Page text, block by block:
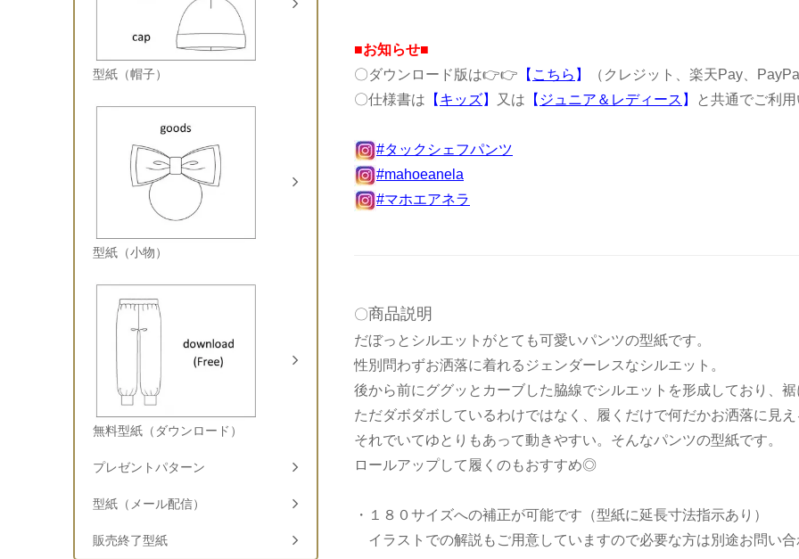
■お知らせ■
〇ダウンロード版は👉👉 【 こちら 】
（クレジット、楽天Pay、
〇仕様書は 【 キッズ】 又は 【 ジュニア＆レディース 】 と共通でご利用
#タックシェフパンツ
#mahoeanela
#マホエアネラ
〇商品説明
だぼっとシルエットがとても可愛いパンツの型紙です。
性別問わずお洒落に着れるジェンダーレスなシルエット。
後から前にググッとカーブした脇線でシルエットを形成しており、裾
ただダボダボしているわけではなく、履くだけで何だかお洒落に見え
それでいてゆとりもあって動きやすい。そんなパンツの型紙です。
ロールアップして履くのもおすすめ◎
・１８０サイズへの補正が可能です（型紙に延長寸法指示あり）
イラストでの解説もご用意していますので必要な方は別途お問い
型紙（帽子）
型紙（小物）
無料型紙（ダウンロード）
プレゼントパターン
型紙（メール配信）
販売終了型紙